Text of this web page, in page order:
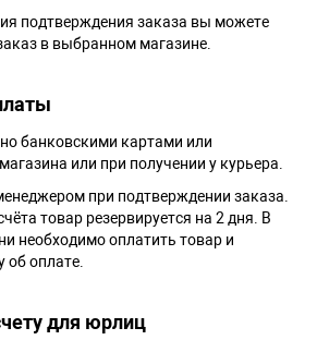
подтверждения заказа вы можете
в выбранном магазине.
банковскими картами или
или при получении у курьера.
при подтверждении заказа.
товар резервируется на 2 дня. В
необходимо оплатить товар и
об оплате.
для юрлиц